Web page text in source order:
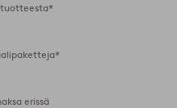
tuotteesta*
erissä